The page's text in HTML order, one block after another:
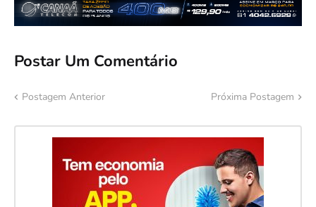
Postar Um Comentário
Postagem Anterior Próxima Postagem